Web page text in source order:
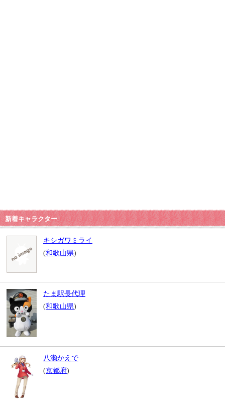
新着キャラクター
キシガワミライ
(和歌山県)
たま駅長代理
(和歌山県)
八瀬かえで
(京都府)